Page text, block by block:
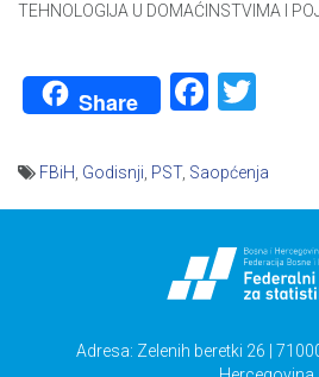
TEHNOLOGIJA U DOMAĆINSTVIMA I
Share
FBiH Godisnji PST, Saopćenja
Adresa: Zelenih beretki 26 |